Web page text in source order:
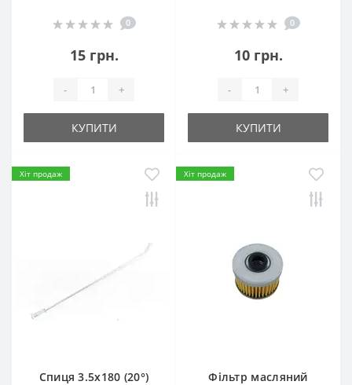
0
15 грн.
- +
КУПИТИ
0
10 грн.
- +
КУПИТИ
Хіт продаж
Спиця 3.5х180 (20°)
Хіт продаж
Фільтр масляний